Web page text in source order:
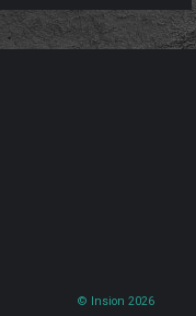
© Insion 2026